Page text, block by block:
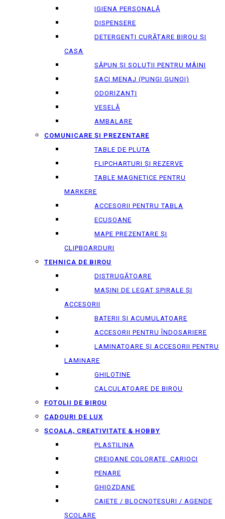
IGIENA PERSONALĂ
DISPENSERE
DETERGENȚI CURĂȚARE BIROU ȘI
CASA
SĂPUN ȘI SOLUȚII PENTRU MÂINI
SACI MENAJ (PUNGI GUNOI)
ODORIZANȚI
VESELĂ
AMBALARE
COMUNICARE ȘI PREZENTARE
TABLE DE PLUTA
FLIPCHARTURI ȘI REZERVE
TABLE MAGNETICE PENTRU
MARKERE
ACCESORII PENTRU TABLA
ECUSOANE
MAPE PREZENTARE ȘI
CLIPBOARDURI
TEHNICA DE BIROU
DISTRUGĂTOARE
MAȘINI DE LEGAT SPIRALE ȘI
ACCESORII
BATERII ȘI ACUMULATOARE
ACCESORII PENTRU ÎNDOSARIERE
LAMINATOARE ȘI ACCESORII PENTRU
LAMINARE
GHILOTINE
CALCULATOARE DE BIROU
FOTOLII DE BIROU
CADOURI DE LUX
ȘCOALA, CREATIVITATE & HOBBY
PLASTILINA
CREIOANE COLORATE, CARIOCI
PENARE
GHIOZDANE
CAIETE / BLOCNOTESURI / AGENDE
ȘCOLARE